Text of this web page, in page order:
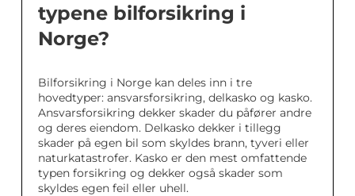
typene bilforsikring i
Norge?
Bilforsikring i Norge kan deles inn i tre
hovedtyper: ansvarsforsikring, delkasko og kasko.
Ansvarsforsikring dekker skader du påfører andre
og deres eiendom. Delkasko dekker i tillegg
skader på egen bil som skyldes brann, tyveri eller
naturkatastrofer. Kasko er den mest omfattende
typen forsikring og dekker også skader som
skyldes egen feil eller uhell.